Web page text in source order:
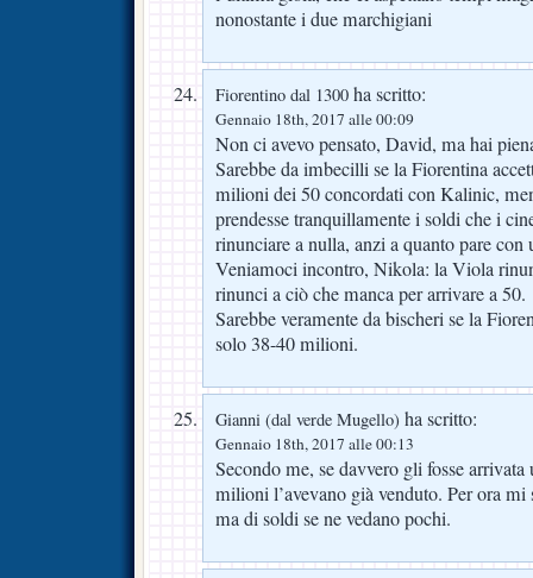
nonostante i due marchigiani
Fiorentino dal 1300 ha scritto:
Gennaio 18th, 2017 alle 00:09
Non ci avevo pensato, David, ma hai
Sarebbe da imbecilli se la Fiorentina
milioni dei 50 concordati con Kalinic,
prendesse tranquillamente i soldi che i
rinunciare a nulla, anzi a quanto pare
Veniamoci incontro, Nikola: la Viola
rinunci a ciò che manca per arrivare a 50.
Sarebbe veramente da bischeri se la
solo 38-40 milioni.
Gianni (dal verde Mugello) ha scritto:
Gennaio 18th, 2017 alle 00:13
Secondo me, se davvero gli fosse
milioni l’avevano già venduto. Per ora mi
ma di soldi se ne vedano pochi.